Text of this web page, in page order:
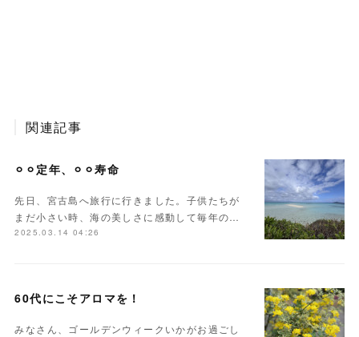
関連記事
⚪︎⚪︎定年、⚪︎⚪︎寿命
先日、宮古島へ旅行に行きました。子供たちが
まだ小さい時、海の美しさに感動して毎年の…
2025.03.14 04:26
60代にこそアロマを！
みなさん、ゴールデンウィークいかがお過ごし